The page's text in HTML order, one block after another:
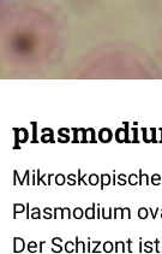
Plasmodium
Der Schizont